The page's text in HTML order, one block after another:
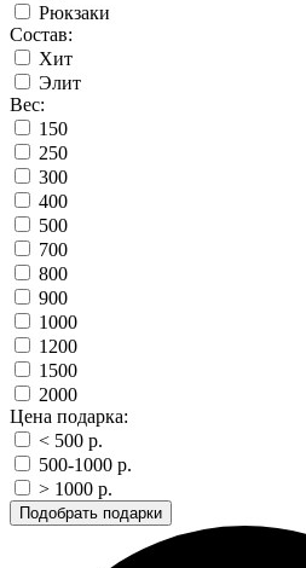
Рюкзаки
Состав:
Хит
Элит
Вес:
150
250
300
400
500
700
800
900
1000
1200
1500
2000
Цена подарка:
< 500 p.
500-1000 p.
> 1000 p.